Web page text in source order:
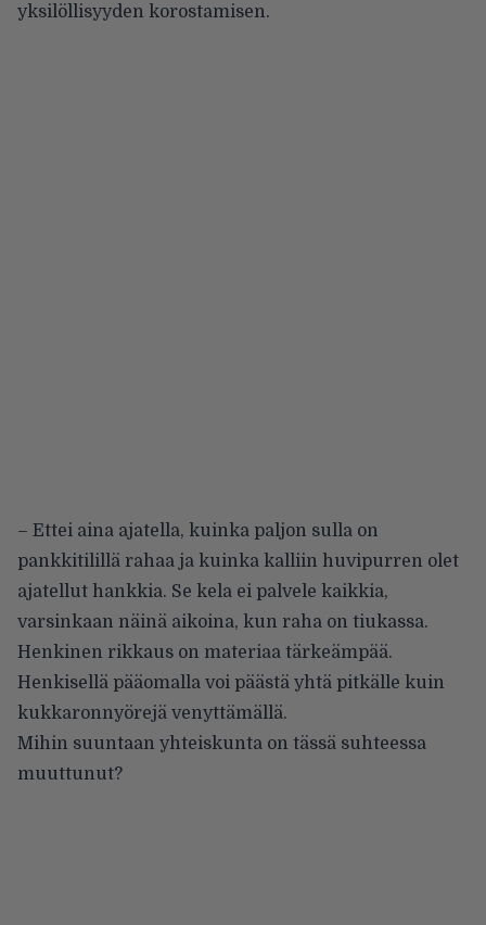
yksilöllisyyden korostamisen.
– Ettei aina ajatella, kuinka paljon sulla on
pankkitilillä rahaa ja kuinka kalliin huvipurren olet
ajatellut hankkia. Se kela ei palvele kaikkia,
varsinkaan näinä aikoina, kun raha on tiukassa.
Henkinen rikkaus on materiaa tärkeämpää.
Henkisellä pääomalla voi päästä yhtä pitkälle kuin
kukkaronnyörejä venyttämällä.
Mihin suuntaan yhteiskunta on tässä suhteessa
muuttunut?